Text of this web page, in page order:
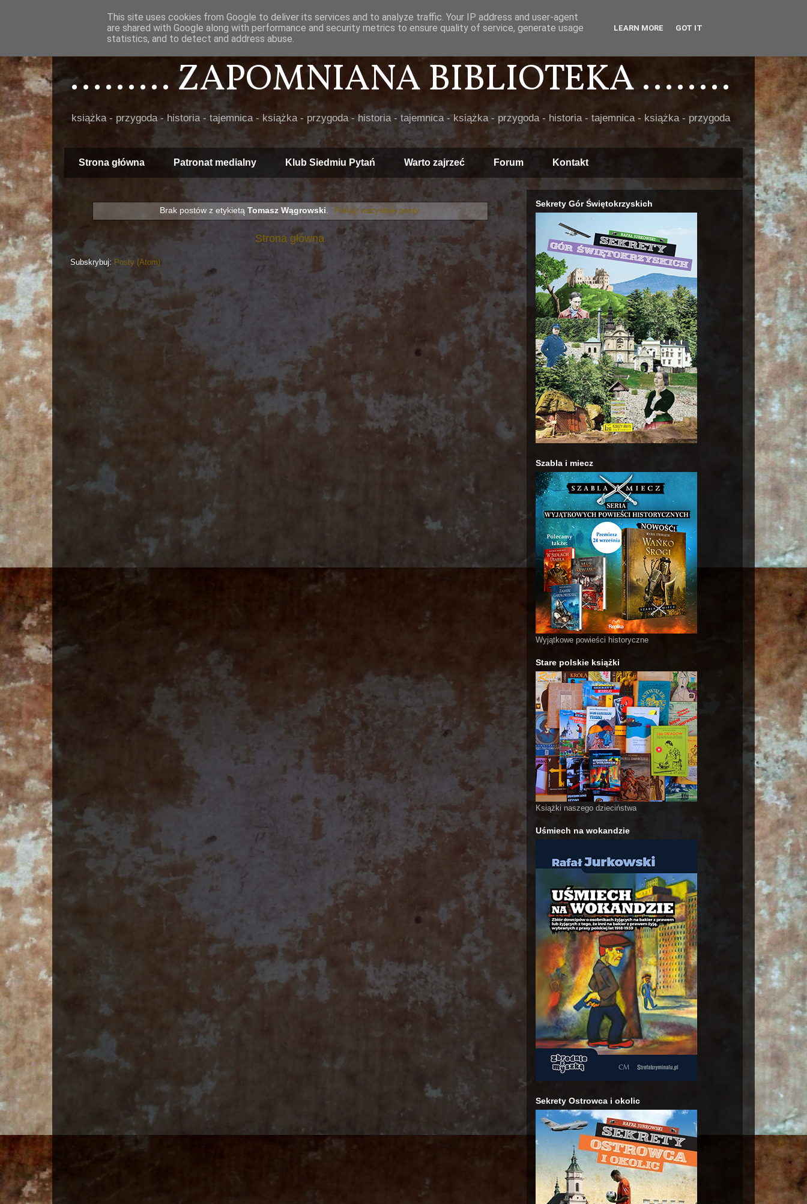
......... ZAPOMNIANA BIBLIOTEKA ........
książka - przygoda - historia - tajemnica - książka - przygoda - historia - tajemnica - książka - przygoda - historia - tajemnica - książka - przygoda
Strona główna Patronat medialny Klub Siedmiu Pytań Warto zajrzeć Forum Kontakt
Brak postów z etykietąTomasz Wągrowski. Pokaż wszystkie posty
Strona główna
Subskrybuj: Posty (Atom)
Sekrety Gór Świętokrzyskich
Szabla i miecz
Wyjątkowe powieści historyczne
Stare polskie książki
Książki naszego dzieciństwa
Uśmiech na wokandzie
Sekrety Ostrowca i okolic
This site uses cookies from Google to deliver its services and to analyze traffic. Your IP address and user-agent
are shared with Google along with performance and security metrics to ensure quality of service, generate usage
statistics, and to detect and address abuse.
LEARN MORE GOT IT